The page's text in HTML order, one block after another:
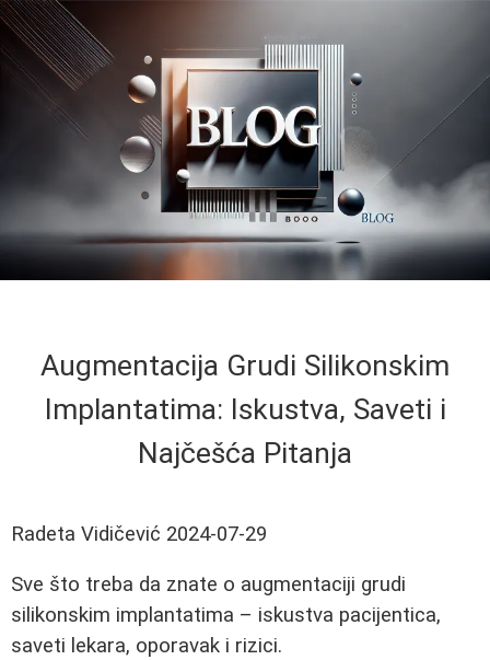
Augmentacija Grudi Silikonskim
Implantatima: Iskustva, Saveti i
Najčešća Pitanja
Radeta Vidičević 2024-07-29
Sve što treba da znate o augmentaciji grudi
silikonskim implantatima – iskustva pacijentica,
saveti lekara, oporavak i rizici.